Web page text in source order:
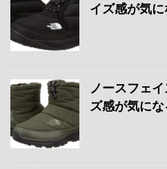
イズ感が気
ノースフェ
ズ感が気に